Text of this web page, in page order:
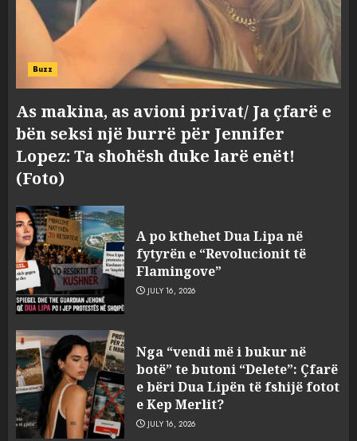
Buzz
As makina, as avioni privat/ Ja çfarë e
bën seksi një burrë për Jennifer
Lopez: Ta shohësh duke larë enët!
(Foto)
A po kthehet Dua Lipa në
fytyrën e “Revolucionit të
Flamingove”
JULY 16, 2026
Nga “vendi më i bukur në
botë” te butoni “Delete”: Çfarë
e bëri Dua Lipën të fshijë fotot
e Kep Merlit?
JULY 16, 2026
3
pas fundosjes anija e rrallë
gjermane e Luftës së Dytë
Botërore
4
autoriteteve shqiptare për
ekstradimin e Ermal Beqirit
nga Franca
AUGUST 6, 2026